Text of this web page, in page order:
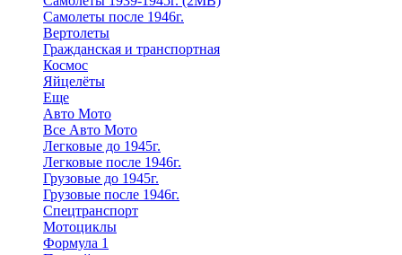
Самолеты после 1946г.
Вертолеты
Гражданская и транспортная
Космос
Яйцелёты
Еще
Авто Мото
Все Авто Мото
Легковые до 1945г.
Легковые после 1946г.
Грузовые до 1945г.
Грузовые после 1946г.
Спецтранспорт
Мотоциклы
Формула 1